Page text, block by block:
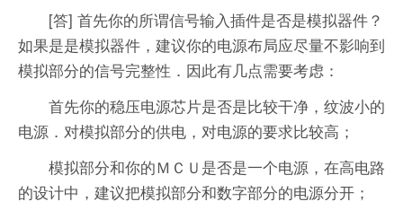
[答] 首先你的所谓信号输入插件是否是模拟器件？
如果是是模拟器件，建议你的电源布局应尽量不影响到
模拟部分的信号完整性．因此有几点需要考虑：
首先你的稳压电源芯片是否是比较干净，纹波小的
电源．对模拟部分的供电，对电源的要求比较高；
模拟部分和你的ＭＣＵ是否是一个电源，在高电路
的设计中，建议把模拟部分和数字部分的电源分开；